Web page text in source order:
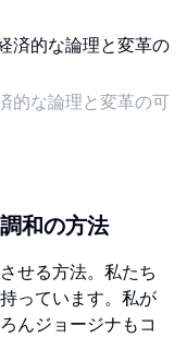
的な論理と変革の可
和の方法
せる方法。私たち
っています。私が
んジョージナもコ